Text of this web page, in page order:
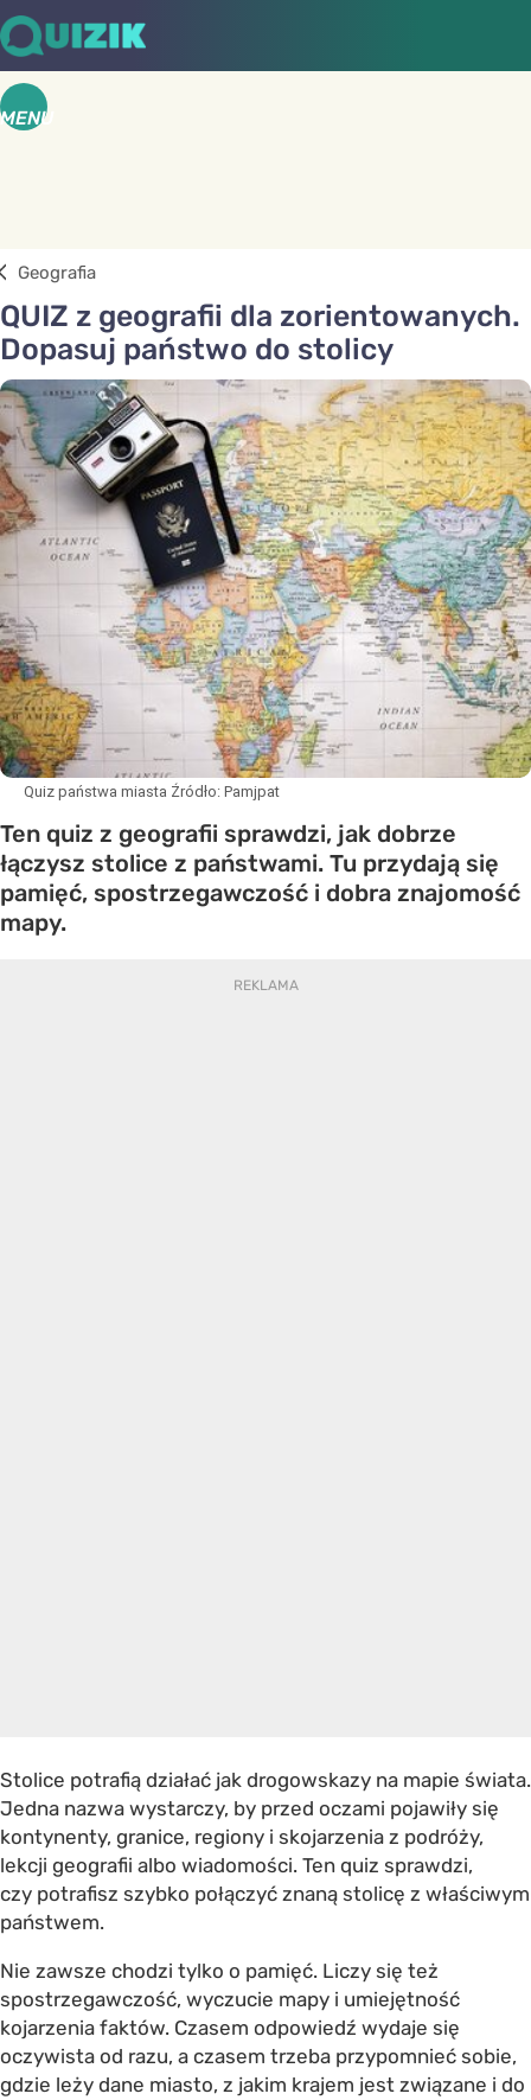
MENU
Geografia
QUIZ z geografii dla zorientowanych.
Dopasuj państwo do stolicy
Quiz państwa miasta Źródło: Pamjpat
Ten quiz z geografii sprawdzi, jak dobrze
łączysz stolice z państwami. Tu przydają się
pamięć, spostrzegawczość i dobra znajomość
mapy.
Stolice potrafią działać jak drogowskazy na mapie świata.
Jedna nazwa wystarczy, by przed oczami pojawiły się
kontynenty, granice, regiony i skojarzenia z podróży,
lekcji geografii albo wiadomości. Ten quiz sprawdzi,
czy potrafisz szybko połączyć znaną stolicę z właściwym
państwem.
Nie zawsze chodzi tylko o pamięć. Liczy się też
spostrzegawczość, wyczucie mapy i umiejętność
kojarzenia faktów. Czasem odpowiedź wydaje się
oczywista od razu, a czasem trzeba przypomnieć sobie,
gdzie leży dane miasto, z jakim krajem jest związane i do